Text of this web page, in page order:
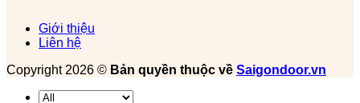
Giới thiệu
Liên hệ
Copyright 2026 © Bản quyền thuộc về Saigondoor.vn